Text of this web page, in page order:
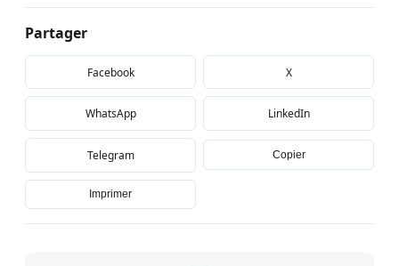
Partager
Facebook X
WhatsApp LinkedIn
Telegram Copier
Imprimer